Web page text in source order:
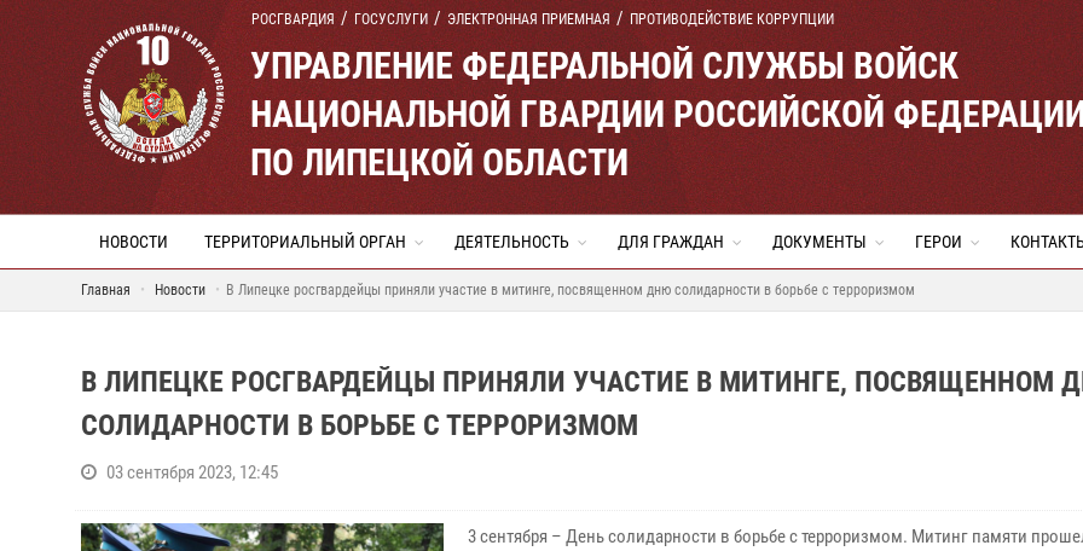
РОСГВАРДИЯ ГОСУСЛУГИ ЭЛЕКТРОННАЯ ПРИЕМНАЯ ПРОТИВОДЕЙСТВИЕ КОРРУПЦИИ
УПРАВЛЕНИЕ ФЕДЕРАЛЬНОЙ СЛУЖБЫ ВОЙСК
НАЦИОНАЛЬНОЙ ГВАРДИИ РОССИЙСКОЙ
ПО ЛИПЕЦКОЙ ОБЛАСТИ
НОВОСТИ ТЕРРИТОРИАЛЬНЫЙ ОРГАН ДЕЯТЕЛЬНОСТЬ ДЛЯ ГРАЖДАН ДОКУМЕНТЫ ГЕРОИ
Главная Новости В Липецке росгвардейцы приняли участие в митинге, посвященном дню солидарности в борьбе с терроризмом
В ЛИПЕЦКЕ РОСГВАРДЕЙЦЫ ПРИНЯЛИ УЧАСТИЕ В МИТИНГЕ, ПОСВЯЩЕННОМ
СОЛИДАРНОСТИ В БОРЬБЕ С ТЕРРОРИЗМОМ
03 сентября 2023, 12:45
3 сентября – День солидарности в борьбе с терроризмом. Митинг памяти